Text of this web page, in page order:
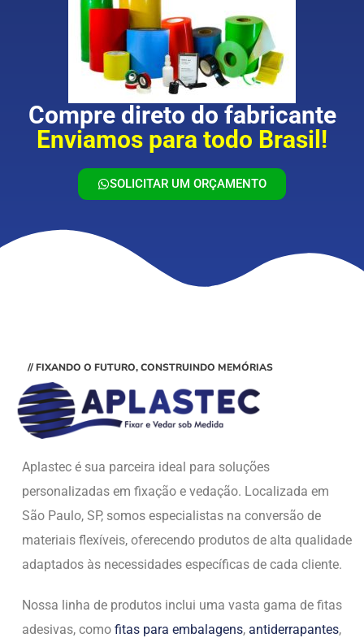
Compre direto do fabricante
Enviamos para todo Brasil!
SOLICITAR UM ORÇAMENTO
// FIXANDO O FUTURO, CONSTRUINDO MEMÓRIAS
Aplastec é sua parceira ideal para soluções
personalizadas em fixação e vedação. Localizada em
São Paulo, SP, somos especialistas na conversão de
materiais flexíveis, oferecendo produtos de alta qualidade
adaptados às necessidades específicas de cada cliente.
Nossa linha de produtos inclui uma vasta gama de fitas
adesivas, como fitas para embalagens, antiderrapantes,